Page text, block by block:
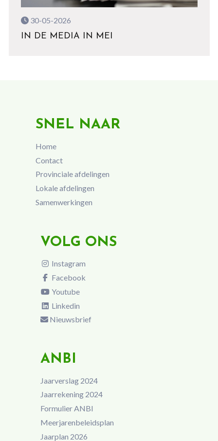
30-05-2026
IN DE MEDIA IN MEI
SNEL NAAR
Home
Contact
Provinciale afdelingen
Lokale afdelingen
Samenwerkingen
VOLG ONS
Instagram
Facebook
Youtube
Linkedin
Nieuwsbrief
ANBI
Jaarverslag 2024
Jaarrekening 2024
Formulier ANBI
Meerjarenbeleidsplan
Jaarplan 2026